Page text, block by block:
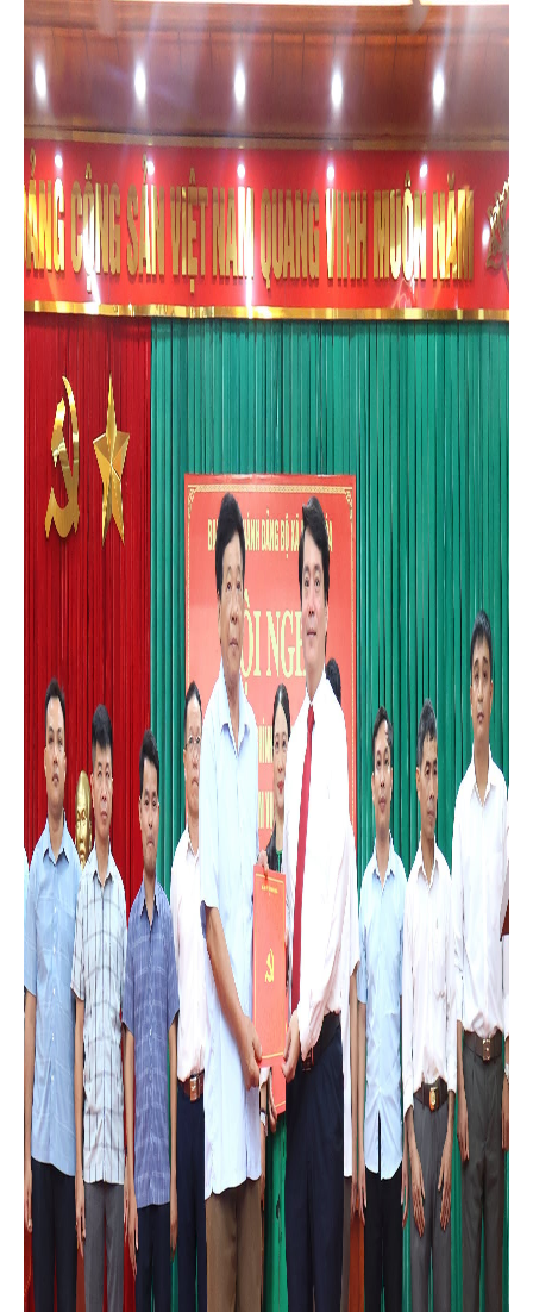
phát triển kinh tế - xã hội của địa phương. Dự và chỉ đạo hội
nghị có đồng chí Phạm Quang Minh - Bí thư Đảng ủy, Chủ tịch
HĐND xã; đồng chí Đỗ Quốc Dân - Phó Bí thư Thường trực
Đảng ủy cùng các đồng chí trong Ban Thường vụ Đảng ủy, Ban
Chấp hành Đảng bộ xã, Ủy ban Kiểm tra Đảng ủy, Bí thư các chi
bộ, Trưởng thôn dân cư trên địa bàn xã.